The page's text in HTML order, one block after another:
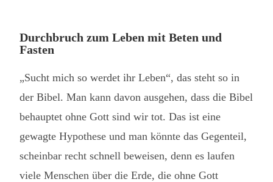
Durchbruch zum Leben mit Beten und
Fasten
„Sucht mich so werdet ihr Leben“, das steht so in
der Bibel. Man kann davon ausgehen, dass die Bibel
behauptet ohne Gott sind wir tot. Das ist eine
gewagte Hypothese und man könnte das Gegenteil,
scheinbar recht schnell beweisen, denn es laufen
viele Menschen über die Erde, die ohne Gott